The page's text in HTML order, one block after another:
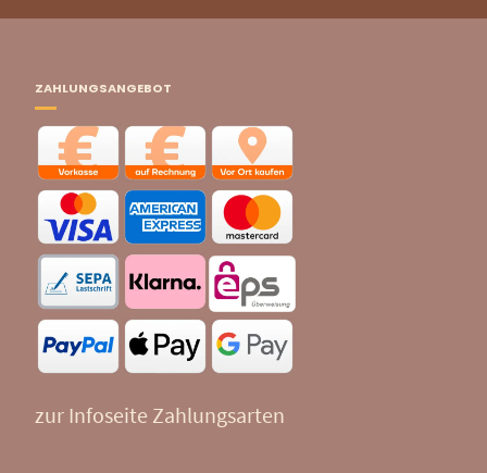
ZAHLUNGSANGEBOT
zur Infoseite Zahlungsarten